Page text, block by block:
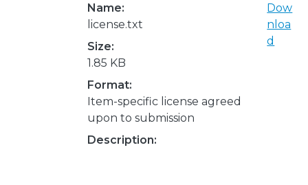
Name:
license.txt
Size:
1.85 KB
Format:
Item-specific license agreed
upon to submission
Description:
Dow
nloa
d